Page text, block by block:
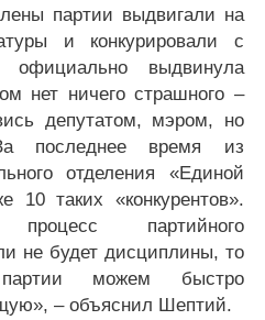
партии выдвигали на
и конкурировали с
официально выдвинула
нет ничего страшного –
депутатом, мэром, но
последнее время из
отделения «Единой
10 таких «конкурентов».
партийного
не будет дисциплины, то
можем быстро
– объяснил Шептий.